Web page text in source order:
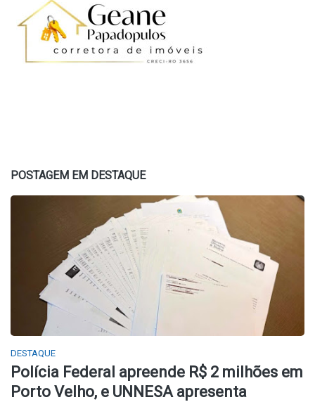
POSTAGEM EM DESTAQUE
DESTAQUE
Polícia Federal apreende R$ 2 milhões em
Porto Velho, e UNNESA apresenta